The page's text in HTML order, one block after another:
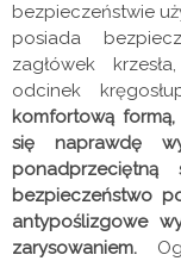
bezpieczeństwie
posiada
zagłówek
odcinek
komfortową
się naprawdę
bezpieczeństwo
antypoślizgowe
zarysowaniem.